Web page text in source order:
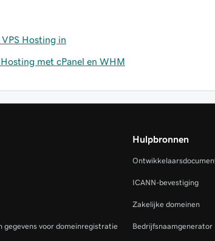
Hosting in
met cPanel en WHM
gegevens voor domeinregistratie
Hulpbronnen
ICANN-bevestiging
Zakelijke domeinen
Bedrijfsnaamgenerator